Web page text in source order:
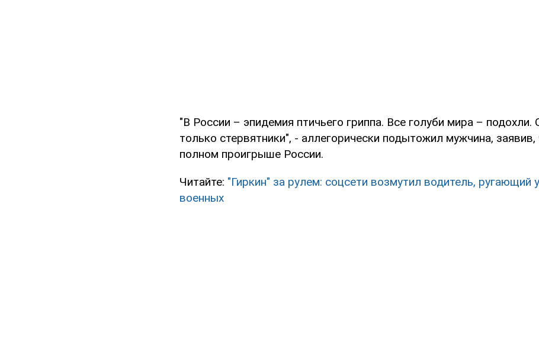
"В России – эпидемия птичьего гриппа. Все голуби мира – подохли.
только стервятники", - аллегорически подытожил мужчина, заявив,
полном проигрыше России.
Читайте: "Гиркин" за рулем: соцсети возмутил водитель, ругающий
военных